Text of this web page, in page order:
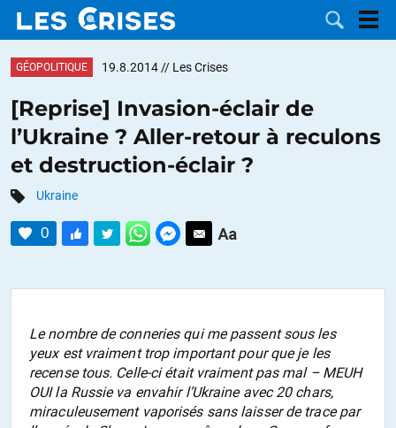
DOSSIERS
CATÉGORIES
MOTS CLÉS
NOUS
CONTACTER
FAIRE UN
GÉOPOLITIQUE 19.8.2014 // Les Crises
[Reprise] Invasion-éclair de
l’Ukraine ? Aller-retour à reculons
et destruction-éclair ?
Ukraine
0
Le nombre de conneries qui me passent sous les
yeux est vraiment trop important pour que je les
recense tous. Celle-ci était vraiment pas mal – MEUH
OUI la Russie va envahir l’Ukraine avec 20 chars,
miraculeusement vaporisés sans laisser de trace par